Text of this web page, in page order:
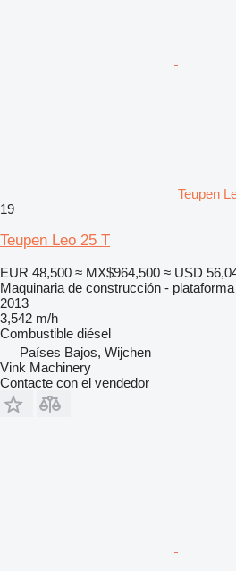
Teupen
19
Teupen Leo 25 T
EUR 48,500 ≈ MX$964,500 ≈ USD
Maquinaria de construcción -
2013
3,542 m/h
Combustible diésel
Países Bajos, Wijchen
Vink Machinery
Contacte con el vendedor